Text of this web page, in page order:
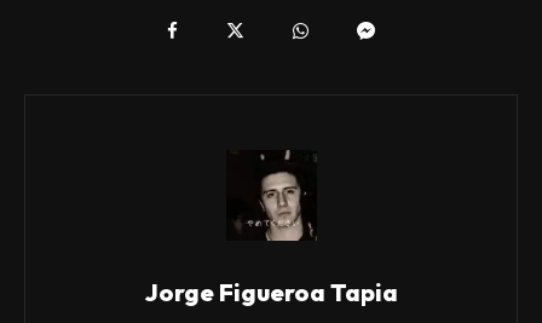
Jorge Figueroa Tapia